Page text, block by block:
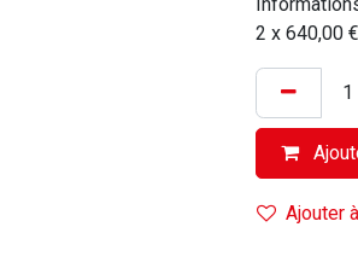
2 x 640,00
Ajouter